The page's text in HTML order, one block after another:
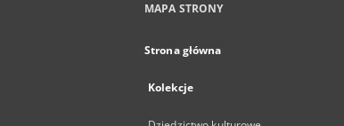
MAPA STRONY
Strona główna
Kolekcje